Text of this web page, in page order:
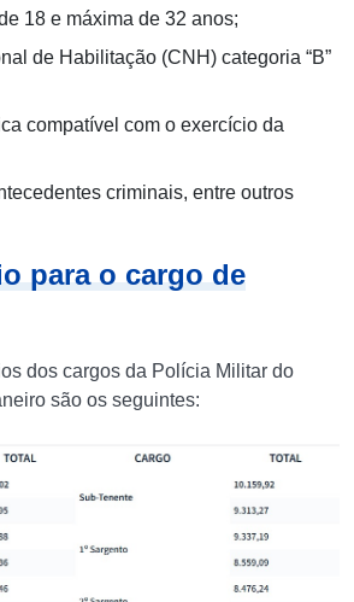
18 e máxima de 32 anos;
de Habilitação (CNH) categoria “B”
compatível com o exercício da
criminais, entre outros
para o cargo de
dos cargos da Polícia Militar do
são os seguintes: